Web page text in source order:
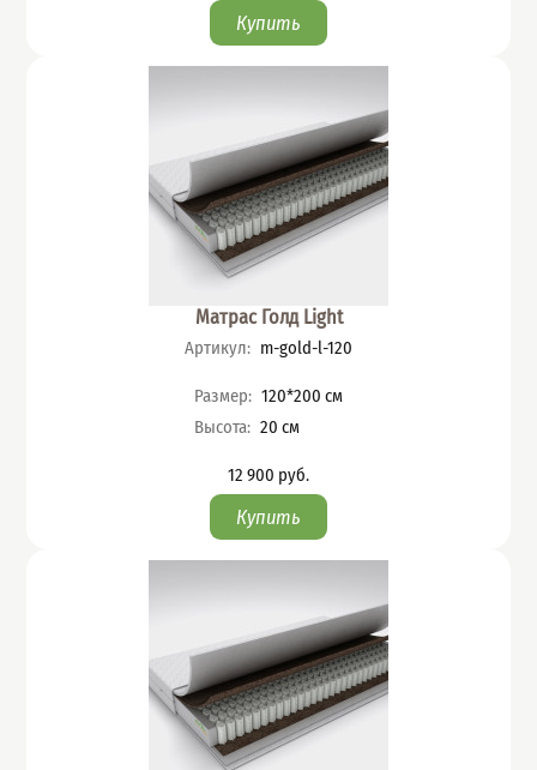
Матрас Голд Light
Артикул: m-gold-l-120
Характеристики
Размер: 120*200 см
Высота: 20 см
Цена
12 900 руб.